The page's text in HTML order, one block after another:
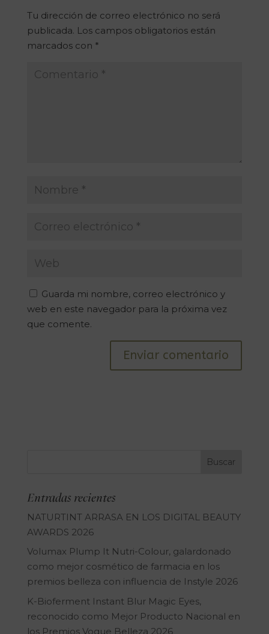
Tu dirección de correo electrónico no será
publicada. Los campos obligatorios están
marcados con *
Guarda mi nombre, correo electrónico y
web en este navegador para la próxima vez
que comente.
Entradas recientes
NATURTINT ARRASA EN LOS DIGITAL BEAUTY
AWARDS 2026
Volumax Plump It Nutri-Colour, galardonado
como mejor cosmético de farmacia en los
premios belleza con influencia de Instyle 2026
K-Bioferment Instant Blur Magic Eyes,
reconocido como Mejor Producto Nacional en
los Premios Vogue Belleza 2026